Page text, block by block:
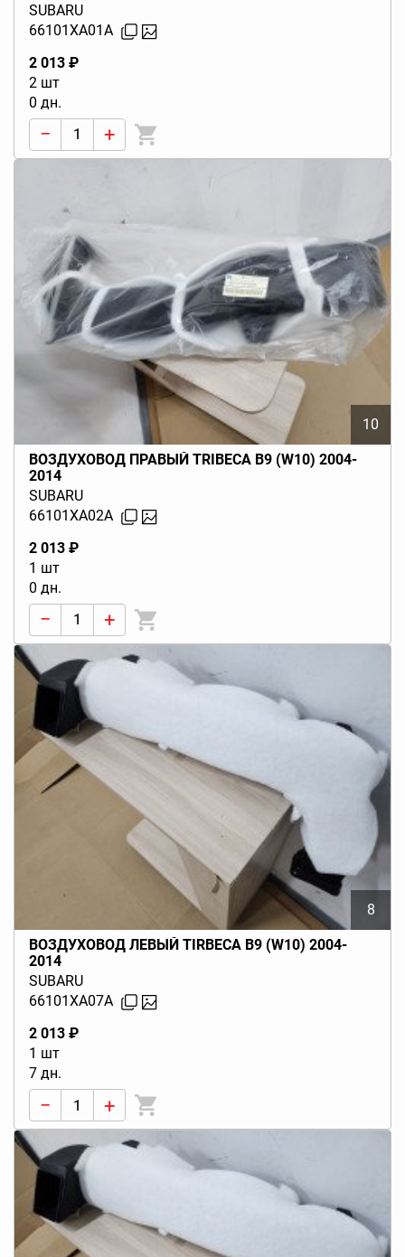
SUBARU
66101XA01A
2 013 ₽
2 шт
0 дн.
− +
10
ВОЗДУХОВОД ПРАВЫЙ TRIBECA B9 (W10) 2004-
2014
SUBARU
66101XA02A
2 013 ₽
1 шт
0 дн.
− +
8
ВОЗДУХОВОД ЛЕВЫЙ TIRBECA B9 (W10) 2004-
2014
SUBARU
66101XA07A
2 013 ₽
1 шт
7 дн.
− +